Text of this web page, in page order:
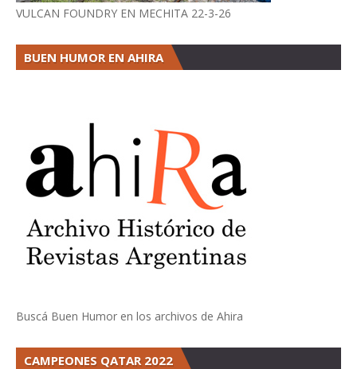
VULCAN FOUNDRY EN MECHITA 22-3-26
BUEN HUMOR EN AHIRA
Buscá Buen Humor en los archivos de Ahira
CAMPEONES QATAR 2022